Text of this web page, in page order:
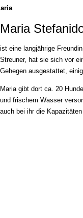
Maria
ist eine langjährige
Streuner, hat sie sich vor
Gehegen ausgestattet,
Maria gibt dort ca. 20
und frischem Wasser
auch bei ihr die